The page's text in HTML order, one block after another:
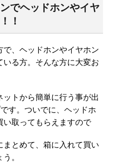
でヘッドホンやイヤ
！
、ヘッドホンやイヤホン
る方。そんな方に大変お
トから簡単に行う事が出
す。ついでに、ヘッドホ
い取ってもらえますので
とめて、箱に入れて買い
。